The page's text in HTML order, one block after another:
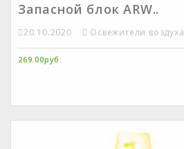
Запасной блок ARW..
20.10.2020 Освежители воздуха
269.00руб.